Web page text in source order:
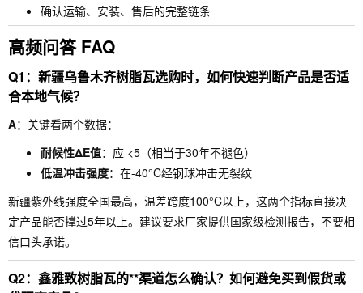
确认运输、安装、售后的完整链条
高频问答 FAQ
Q1：新疆乌鲁木齐树脂瓦选购时，如何快速判断产品是否适
合本地气候？
A：关键看两个数据：
耐候性ΔE值：应 <5（相当于30年不褪色）
低温冲击强度：在-40°C经钢球冲击无裂纹
新疆紫外线强度全国最高，温差跨度100°C以上，这两个指标直接决
定产品能否撑过5年以上。建议要求厂家提供国家级检测报告，不要相
信口头承诺。
Q2：鑫雅致树脂瓦的**渠道怎么确认？如何避免买到假货或